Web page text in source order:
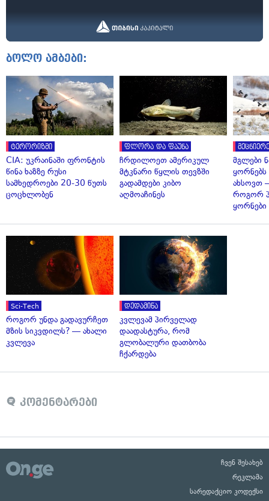
ბოლო ამბები:
ტერორიზმი
CIA: უკრაინაში ფრონტის
წინა ხაზზე რუსი
სამხედროები 20-30 წუთს
ცოცხლობენ
ფლორა და ფაუნა
ჩრდილოეთ ამერიკულ
მტკნარი წყლის თევზში
გადამდები კიბო
აღმოაჩინეს
მგლები
ახსოვთ
როგორ
ყორნები
Sci-Tech
როგორ უნდა გადავურჩეთ
მზის სიკვდილს? — ახალი
კვლევა
დედამიწა
კვლევამ პირველად
დაადასტურა, რომ
გლობალური დათბობა
ჩქარდება
კომენტარები
ჩვენ შესახებ
რეკლამა
სარედაქციო კოდექსი